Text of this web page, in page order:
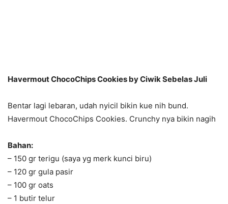
Havermout ChocoChips Cookies by Ciwik Sebelas Juli
Bentar lagi lebaran, udah nyicil bikin kue nih bund.
Havermout ChocoChips Cookies. Crunchy nya bikin nagih
Bahan:
– 150 gr terigu (saya yg merk kunci biru)
– 120 gr gula pasir
– 100 gr oats
– 1 butir telur